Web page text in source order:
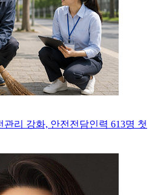
관리 강화, 안전전담인력 613명 첫